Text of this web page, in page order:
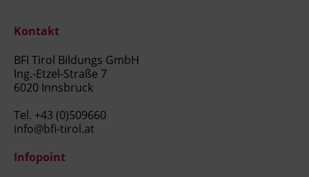
Kontakt
BFI Tirol Bildungs GmbH
Ing.-Etzel-Straße 7
6020 Innsbruck
Tel. +43 (0)509660
info@bfi-tirol.at
Infopoint